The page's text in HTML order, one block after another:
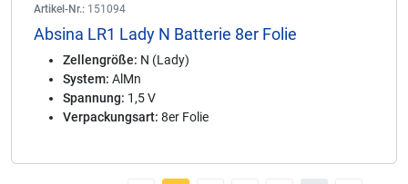
Artikel-Nr.: 151094
Absina LR1 Lady N Batterie 8er Folie
Zellengröße: N (Lady)
System: AlMn
Spannung: 1,5 V
Verpackungsart: 8er Folie